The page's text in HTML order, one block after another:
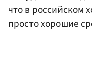
что в российском
просто хорошие